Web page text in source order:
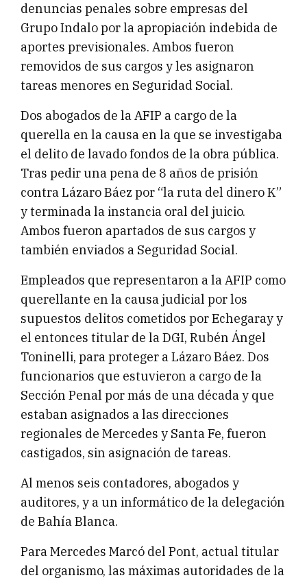
denuncias penales sobre empresas del
Grupo Indalo por la apropiación indebida de
aportes previsionales. Ambos fueron
removidos de sus cargos y les asignaron
tareas menores en Seguridad Social.
Dos abogados de la AFIP a cargo de la
querella en la causa en la que se investigaba
el delito de lavado fondos de la obra pública.
Tras pedir una pena de 8 años de prisión
contra Lázaro Báez por “la ruta del dinero K”
y terminada la instancia oral del juicio.
Ambos fueron apartados de sus cargos y
también enviados a Seguridad Social.
Empleados que representaron a la AFIP como
querellante en la causa judicial por los
supuestos delitos cometidos por Echegaray y
el entonces titular de la DGI, Rubén Ángel
Toninelli, para proteger a Lázaro Báez. Dos
funcionarios que estuvieron a cargo de la
Sección Penal por más de una década y que
estaban asignados a las direcciones
regionales de Mercedes y Santa Fe, fueron
castigados, sin asignación de tareas.
Al menos seis contadores, abogados y
auditores, y a un informático de la delegación
de Bahía Blanca.
Para Mercedes Marcó del Pont, actual titular
del organismo, las máximas autoridades de la